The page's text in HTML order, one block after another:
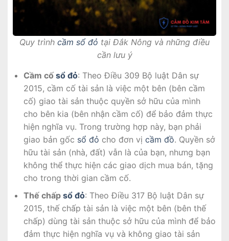
Quy trình cầm sổ đỏ tại Đắk Nông và những điều
cần lưu ý
Cầm cố sổ đỏ: Theo Điều 309 Bộ luật Dân sự
2015, cầm cố tài sản là việc một bên (bên cầm
cố) giao tài sản thuộc quyền sở hữu của mình
cho bên kia (bên nhận cầm cố) để bảo đảm thực
hiện nghĩa vụ. Trong trường hợp này, bạn phải
giao bản gốc sổ đỏ cho đơn vị cầm đồ. Quyền sở
hữu tài sản (nhà, đất) vẫn là của bạn, nhưng bạn
không thể thực hiện các giao dịch mua bán, tặng
cho trong thời gian cầm cố.
Thế chấp sổ đỏ: Theo Điều 317 Bộ luật Dân sự
2015, thế chấp tài sản là việc một bên (bên thế
chấp) dùng tài sản thuộc sở hữu của mình để bảo
đảm thực hiện nghĩa vụ và không giao tài sản